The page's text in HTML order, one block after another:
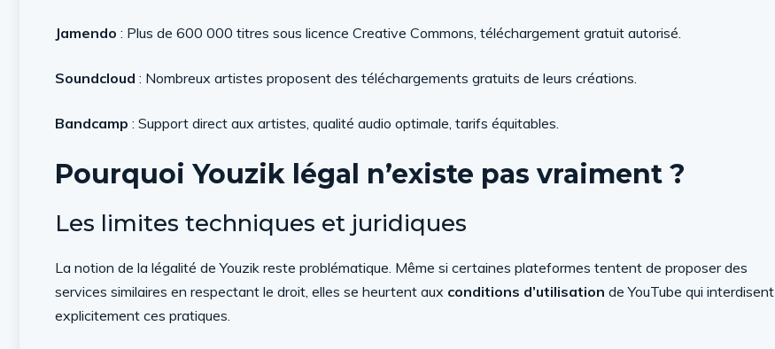
Jamendo : Plus de 600 000 titres sous licence Creative Commons, téléchargement gratuit autorisé.
Soundcloud : Nombreux artistes proposent des téléchargements gratuits de leurs créations.
Bandcamp : Support direct aux artistes, qualité audio optimale, tarifs équitables.
Pourquoi Youzik légal n’existe pas vraiment ?
Les limites techniques et juridiques
La notion de la légalité de Youzik reste problématique. Même si certaines plateformes tentent de proposer des
services similaires en respectant le droit, elles se heurtent aux conditions d’utilisation de YouTube qui interdisent
explicitement ces pratiques.